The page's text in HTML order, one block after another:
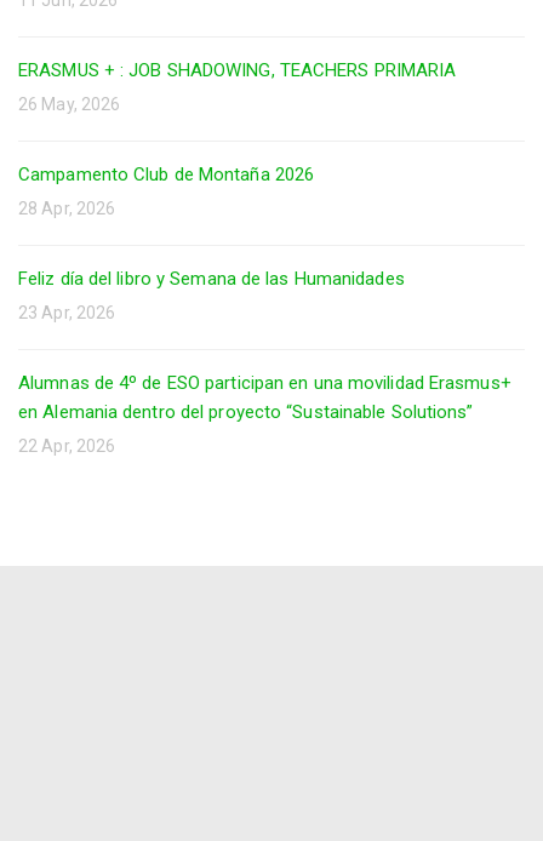
ERASMUS + : JOB SHADOWING, TEACHERS PRIMARIA
26 May, 2026
Campamento Club de Montaña 2026
28 Apr, 2026
Feliz día del libro y Semana de las Humanidades
23 Apr, 2026
Alumnas de 4º de ESO participan en una movilidad Erasmus+
en Alemania dentro del proyecto “Sustainable Solutions”
22 Apr, 2026